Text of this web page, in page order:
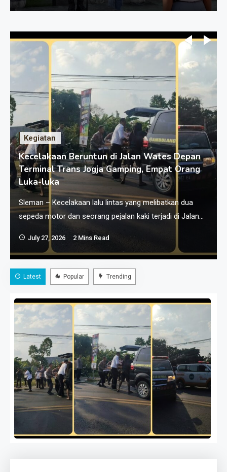
Kegiatan
Kecelakaan Beruntun di Jalan Wates Depan
Terminal Trans Jogja Gamping, Empat Orang
Luka-luka
Sleman – Kecelakaan lalu lintas yang melibatkan dua
sepeda motor dan seorang pejalan kaki terjadi di Jalan
Wates Km 5,5, tepatnya di depan Terminal Bus Trans
Jogja, Dukuh Bodeh, Kalurahan Ambarketawang,
Kapanewon Gamping, Kabupaten Sleman, Senin
(27/7/2026) sekitar pukul 15.30 WIB. Akibat kejadian
tersebut, empat orang mengalami luka-luka dan
menjalani perawatan di RS PKU Muhammadiyah…
July 27, 2026 2 Mins Read
Latest Popular Trending